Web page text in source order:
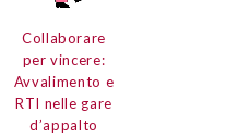
Collaborare
per vincere:
Avvalimento e
RTI nelle gare
d’appalto